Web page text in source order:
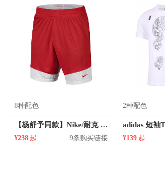
8种配色
【杨舒予同款】Nike/耐克 Dri-FIT DNA速干训练透气跑步篮球运动短裤 867769
¥238 起 9条购买链接
2种配色
adidas 短袖
¥139 起